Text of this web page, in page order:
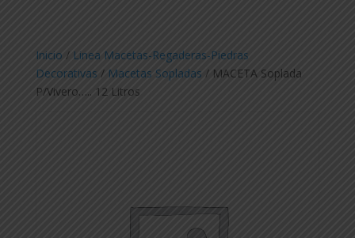
Inicio / Linea Macetas-Regaderas-Piedras
Decorativas / Macetas Sopladas / MACETA Soplada
P/Vivero….. 12 Litros